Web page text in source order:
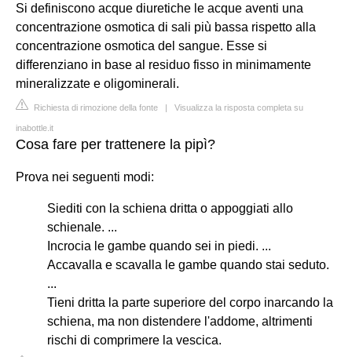
Si definiscono acque diuretiche le acque aventi una
concentrazione osmotica di sali più bassa rispetto alla
concentrazione osmotica del sangue. Esse si
differenziano in base al residuo fisso in minimamente
mineralizzate e oligominerali.
Richiesta di rimozione della fonte | Visualizza la risposta completa su
inabottle.it
Cosa fare per trattenere la pipì?
Prova nei seguenti modi:
Siediti con la schiena dritta o appoggiati allo
schienale. ...
Incrocia le gambe quando sei in piedi. ...
Accavalla e scavalla le gambe quando stai seduto.
...
Tieni dritta la parte superiore del corpo inarcando la
schiena, ma non distendere l'addome, altrimenti
rischi di comprimere la vescica.